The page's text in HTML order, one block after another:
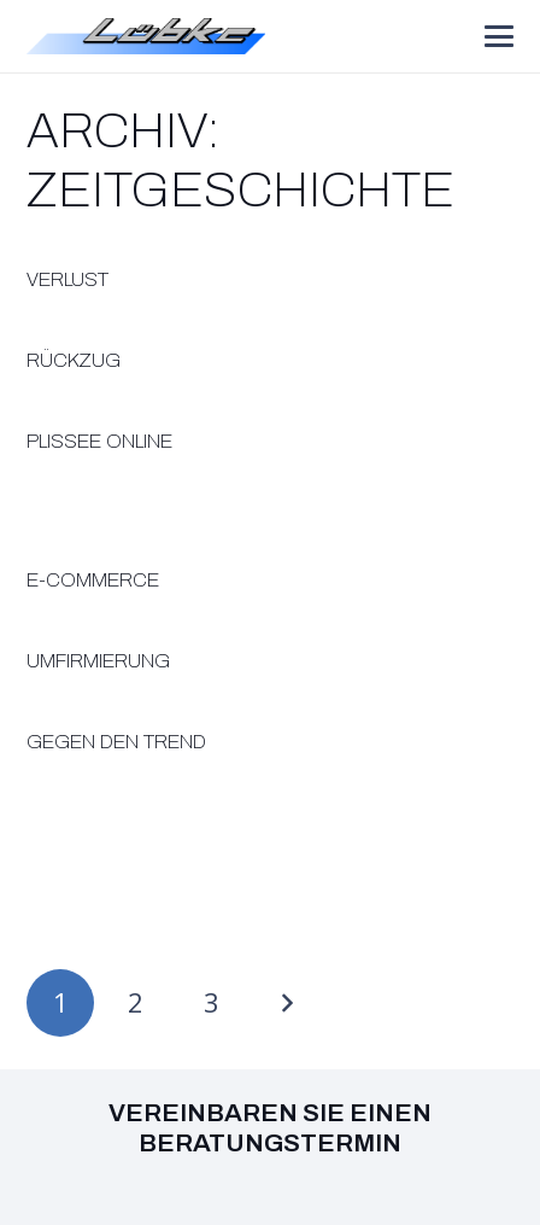
ARCHIV:
ZEITGESCHICHTE
VERLUST
RÜCKZUG
PLISSEE ONLINE
E-COMMERCE
UMFIRMIERUNG
GEGEN DEN TREND
1 2 3
VEREINBAREN SIE EINEN
BERATUNGSTERMIN